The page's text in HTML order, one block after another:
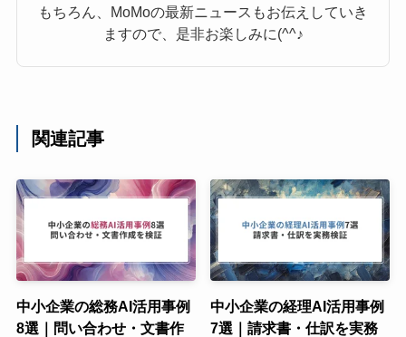
もちろん、MoMoの最新ニュースもお伝えしていき
ますので、是非お楽しみに(^^♪
関連記事
中小企業の総務AI活用事例
8選｜問い合わせ・文書作
中小企業の経理AI活用事例
7選｜請求書・仕訳を実務